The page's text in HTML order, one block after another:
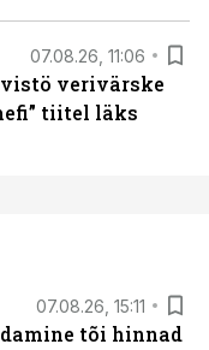
07.08.26, 11:06
verivärske
tiitel läks
07.08.26, 15:11
tõi hinnad